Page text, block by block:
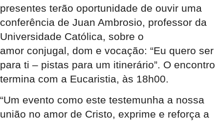
presentes terão oportunidade de ouvir uma
conferência de Juan Ambrosio, professor da
Universidade Católica, sobre o
amor conjugal, dom e vocação: “Eu quero ser
para ti – pistas para um itinerário”. O encontro
termina com a Eucaristia, às 18h00.
“Um evento como este testemunha a nossa
união no amor de Cristo, exprime e reforça a